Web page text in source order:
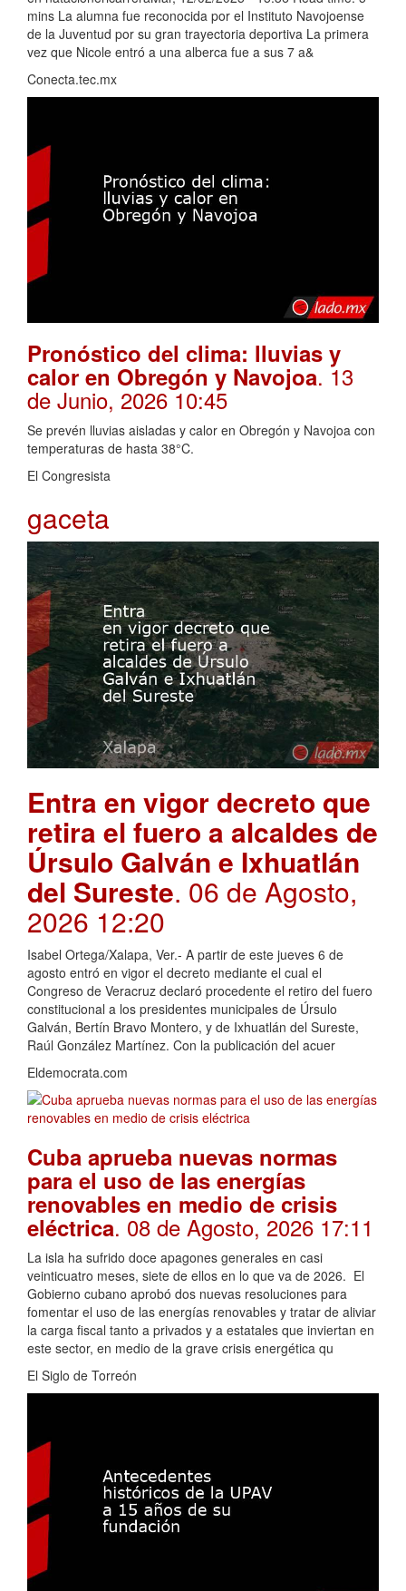
mins La alumna fue reconocida por el Instituto Navojoense
de la Juventud por su gran trayectoria deportiva La primera
vez que Nicole entró a una alberca fue a sus 7 a&
Conecta.tec.mx
Pronóstico del clima: lluvias y
calor en Obregón y Navojoa. 13
de Junio, 2026 10:45
Se prevén lluvias aisladas y calor en Obregón y Navojoa con
temperaturas de hasta 38°C.
El Congresista
gaceta
Entra en vigor decreto que
retira el fuero a alcaldes de
Úrsulo Galván e Ixhuatlán
del Sureste. 06 de Agosto,
2026 12:20
Isabel Ortega/Xalapa, Ver.- A partir de este jueves 6 de
agosto entró en vigor el decreto mediante el cual el
Congreso de Veracruz declaró procedente el retiro del fuero
constitucional a los presidentes municipales de Úrsulo
Galván, Bertín Bravo Montero, y de Ixhuatlán del Sureste,
Raúl González Martínez. Con la publicación del acuer
Eldemocrata.com
Cuba aprueba nuevas normas
para el uso de las energías
renovables en medio de crisis
eléctrica. 08 de Agosto, 2026 17:11
La isla ha sufrido doce apagones generales en casi
veinticuatro meses, siete de ellos en lo que va de 2026. El
Gobierno cubano aprobó dos nuevas resoluciones para
fomentar el uso de las energías renovables y tratar de aliviar
la carga fiscal tanto a privados y a estatales que inviertan en
este sector, en medio de la grave crisis energética qu
El Siglo de Torreón